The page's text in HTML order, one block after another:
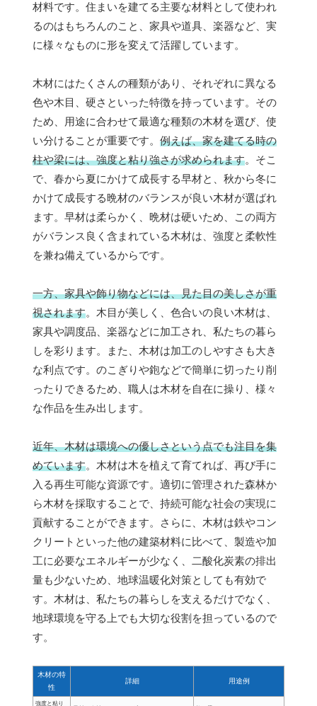
材料です。住まいを建てる主要な材料として使われ
るのはもちろんのこと、家具や道具、楽器など、実
に様々なものに形を変えて活躍しています。
木材にはたくさんの種類があり、それぞれに異なる
色や木目、硬さといった特徴を持っています。その
ため、用途に合わせて最適な種類の木材を選び、使
い分けることが重要です。 例えば、家を建てる時の
柱や梁には、強度と粘り強さが求められます。そこ
で、春から夏にかけて成長する早材と、秋から冬に
かけて成長する晩材のバランスが良い木材が選ばれ
ます。早材は柔らかく、晩材は硬いため、この両方
がバランス良く含まれている木材は、強度と柔軟性
を兼ね備えているからです。
一方、家具や飾り物などには、見た目の美しさが重
視されます。木目が美しく、色合いの良い木材は、
家具や調度品、楽器などに加工され、私たちの暮ら
しを彩ります。また、木材は加工のしやすさも大き
な利点です。のこぎりや鉋などで簡単に切ったり削
ったりできるため、職人は木材を自在に操り、様々
な作品を生み出します。
近年、木材は環境への優しさという点でも注目を集
めています。木材は木を植えて育てれば、再び手に
入る再生可能な資源です。適切に管理された森林か
ら木材を採取することで、持続可能な社会の実現に
貢献することができます。さらに、木材は鉄やコン
クリートといった他の建築材料に比べて、製造や加
工に必要なエネルギーが少なく、二酸化炭素の排出
量も少ないため、地球温暖化対策としても有効で
す。木材は、私たちの暮らしを支えるだけでなく、
地球環境を守る上でも大切な役割を担っているので
す。
木材の特
性
詳細 用途例
強度と粘り